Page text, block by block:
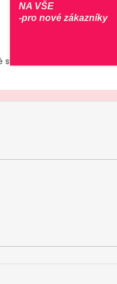
NA VŠE
-pro nové zákazníky